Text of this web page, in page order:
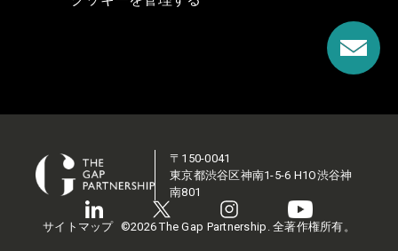
〒150-0041
東京都渋谷区神南1-5-6 H1O渋谷神
南801
サイトマップ ©2026 The Gap Partnership. 全著作権所有。